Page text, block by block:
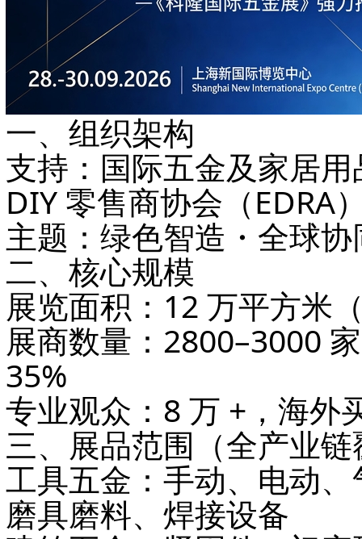
一、组织架构
支持 ：国际五金及家居
DIY 零售商协会（EDRA
主题 ： 绿色智造・全球协
二、核心规模
展览面积 ： 12 万平方米
展商数量 ： 2800–3000 家
35%
专业观众 ： 8 万 + ，海外
三、展品范围（全产业
工具五金 ：手动、电动
磨具磨料、焊接设备